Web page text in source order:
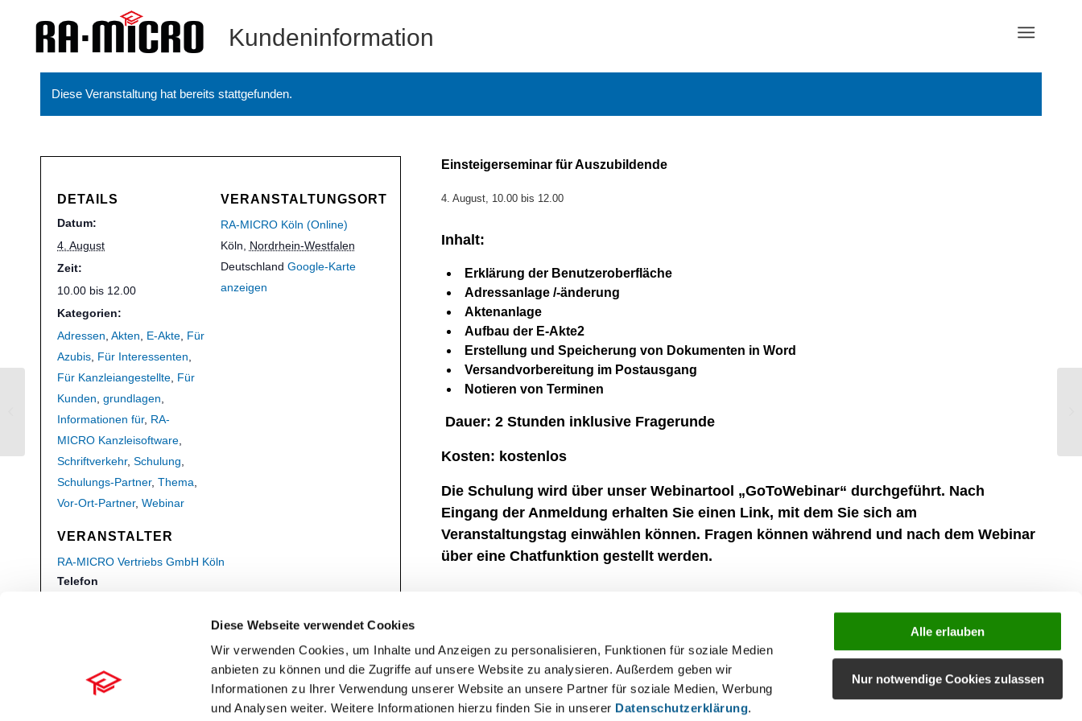
Diese Webseite verwendet Cookies
Wir verwenden Cookies, um Inhalte und Anzeigen zu personalisieren, Funktionen für soziale Medien
anbieten zu können und die Zugriffe auf unsere Website zu analysieren. Außerdem geben wir
Informationen zu Ihrer Verwendung unserer Website an unsere Partner für soziale Medien, Werbung
und Analysen weiter. Weitere Informationen hierzu finden Sie in unserer Datenschutzerklärung.
Alle erlauben
Nur notwendige Cookies zulassen
Kundeninformation
Diese Veranstaltung hat bereits stattgefunden.
Einsteigerseminar für Auszubildende
4. August, 10.00bis 12.00
Inhalt:
Erklärung der Benutzeroberfläche
Adressanlage /-änderung
Aktenanlage
Aufbau der E-Akte2
Erstellung und Speicherung von Dokumenten in Word
Versandvorbereitung im Postausgang
Notieren von Terminen
Dauer: 2 Stunden inklusive Fragerunde
Kosten: kostenlos
Die Schulung wird über unser Webinartool „GoToWebinar“ durchgeführt. Nach
Eingang der Anmeldung erhalten Sie einen Link, mit dem Sie sich am
Veranstaltungstag einwählen können. Fragen können während und nach dem Webinar
über eine Chatfunktion gestellt werden.
DETAILS
Datum:
4. August
Zeit:
10.00 bis 12.00
Kategorien:
Adressen Akten E-Akte Für
Azubis Für Interessenten
Für Kanzleiangestellte Für
Kunden grundlagen
Informationen für, RA-
MICRO Kanzleisoftware
Schriftverkehr, Schulung
Schulungs-Partner, Thema
Vor-Ort-Partner, Webinar
VERANSTALTUNGSORT
RA-MICRO Köln (Online)
Köln
Nordrhein-Westfalen
Deutschland Google-Karte
anzeigen
VERANSTALTER
RA-MICRO Vertriebs GmbH Köln
Telefon
Veranstalter-Website anzeigen
Finanzbuchhaltung Grundlagen Teil